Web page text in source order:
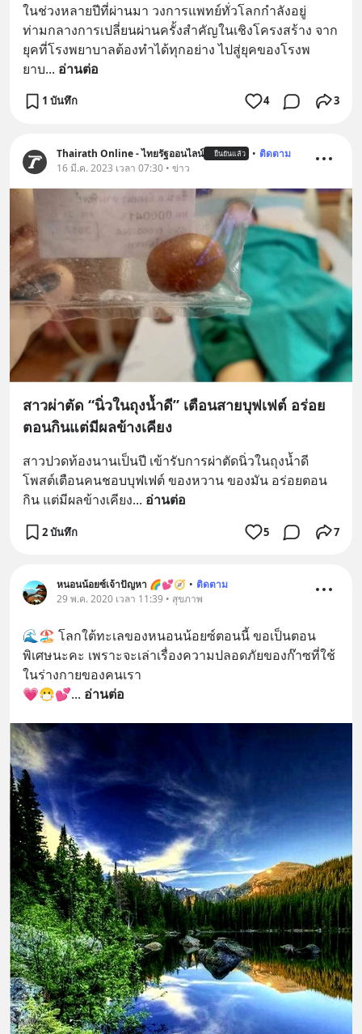
ในช่วงหลายปีที่ผ่านมา วงการแพทย์ทั่วโลกกำลังอยู่
ท่ามกลางการเปลี่ยนผ่านครั้งสำคัญในเชิงโครงสร้าง จาก
ยุคที่โรงพยาบาลต้องทำได้ทุกอย่าง ไปสู่ยุคของโรงพ
ยาบ... อ่านต่อ
1 บันทึก 4 3
Thairath Online - ไทยรัฐออนไลน์ ยืนยันแล้ว • ติดตาม
16 มี.ค. 2023 เวลา 07:30 • ข่าว
สาวผ่าตัด “นิ่วในถุงน้ำดี” เตือนสายบุฟเฟต์ อร่อย
ตอนกินแต่มีผลข้างเคียง
สาวปวดท้องนานเป็นปี เข้ารับการผ่าตัดนิ่วในถุงน้ำดี
โพสต์เตือนคนชอบบุฟเฟต์ ของหวาน ของมัน อร่อยตอน
กิน แต่มีผลข้างเคียง... อ่านต่อ
2 บันทึก 5 7
หนอนน้อยซ์เจ้าปัญหา 🌈💕🧭 • ติดตาม
29 พ.ค. 2020 เวลา 11:39 • สุขภาพ
🌊🏖 โลกใต้ทะเลของหนอนน้อยซ์ตอนนี้ ขอเป็นตอน
พิเศษนะคะ เพราะจะเล่าเรื่องความปลอดภัยของก๊าซที่ใช้
ในร่างกายของคนเรา
💗😷💕... อ่านต่อ